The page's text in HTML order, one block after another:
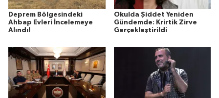
Deprem Bölgesindeki
Ahbap Evleri İncelemeye
Alındı!
Okulda Şiddet Yeniden
Gündemde: Krirtik Zirve
Gerçekleştirildi